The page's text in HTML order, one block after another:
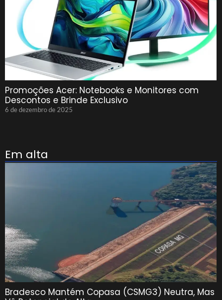
Promoções Acer: Notebooks e Monitores com
Descontos e Brinde Exclusivo
6 de dezembro de 2025
Em alta
Bradesco Mantém Copasa (CSMG3) Neutra, Mas